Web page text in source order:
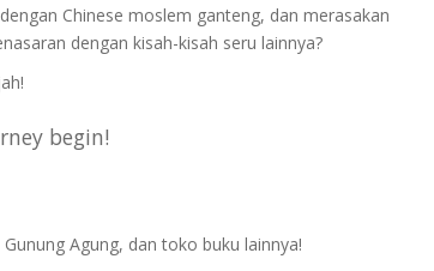
Chinese moslem ganteng, dan merasakan
dengan kisah-kisah seru lainnya?
begin!
Agung, dan toko buku lainnya!